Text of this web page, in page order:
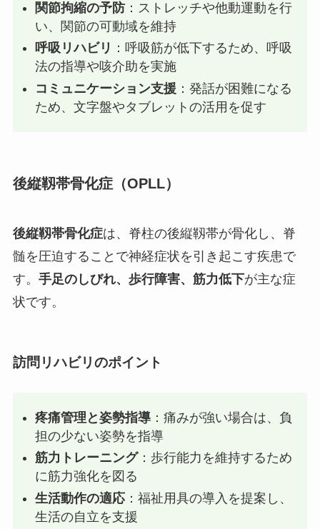
関節拘縮の予防 ：ストレッチや他動運動を行
い、関節の可動域を維持
呼吸リハビリ ：呼吸筋が低下するため、呼吸
法の指導や咳介助を実施
コミュニケーション支援 ：発話が困難になる
ため、文字盤やタブレットの活用を促す
後縦靱帯骨化症（OPLL）
後縦靱帯骨化症は、脊柱の後縦靱帯が骨化し、脊
髄を圧迫することで神経症状を引き起こす疾患で
す。 手足のしびれ、歩行障害、筋力低下が主な症
状です。
訪問リハビリのポイント
疼痛管理と姿勢指導 ：痛みが強い場合は、負
担の少ない姿勢を指導
筋力トレーニング：歩行能力を維持するため
に筋力強化を図る
生活動作の適応：福祉用具の導入を提案し、
生活の自立を支援